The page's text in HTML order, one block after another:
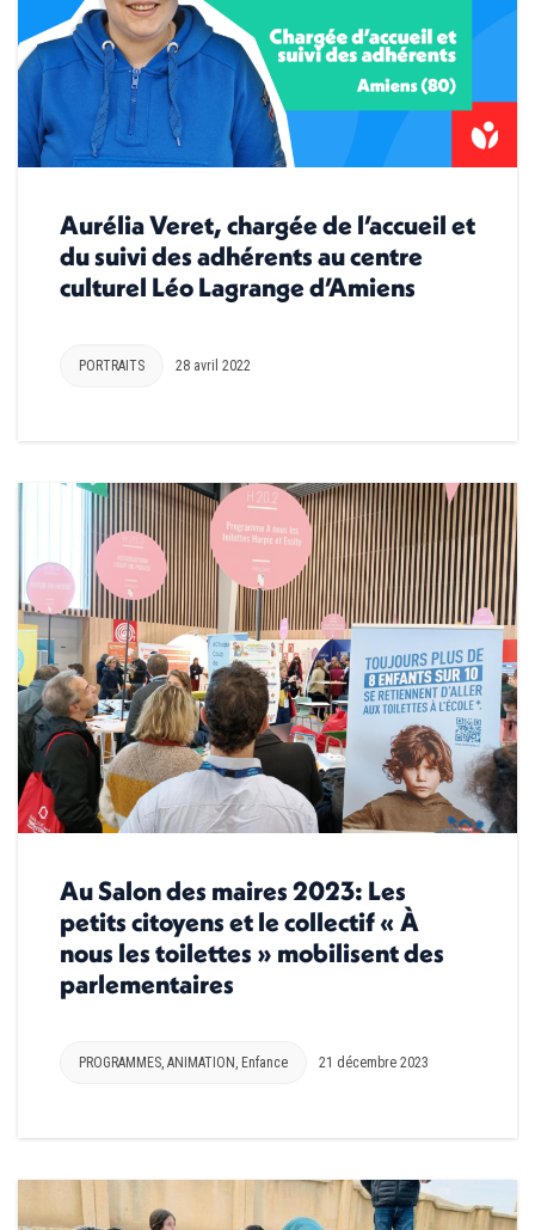
Aurélia Veret, chargée de l’accueil et
du suivi des adhérents au centre
culturel Léo Lagrange d’Amiens
PORTRAITS 28 avril 2022
Au Salon des maires 2023: Les
petits citoyens et le collectif « À
nous les toilettes » mobilisent des
parlementaires
PROGRAMMES, ANIMATION , Enfance 21 décembre 2023